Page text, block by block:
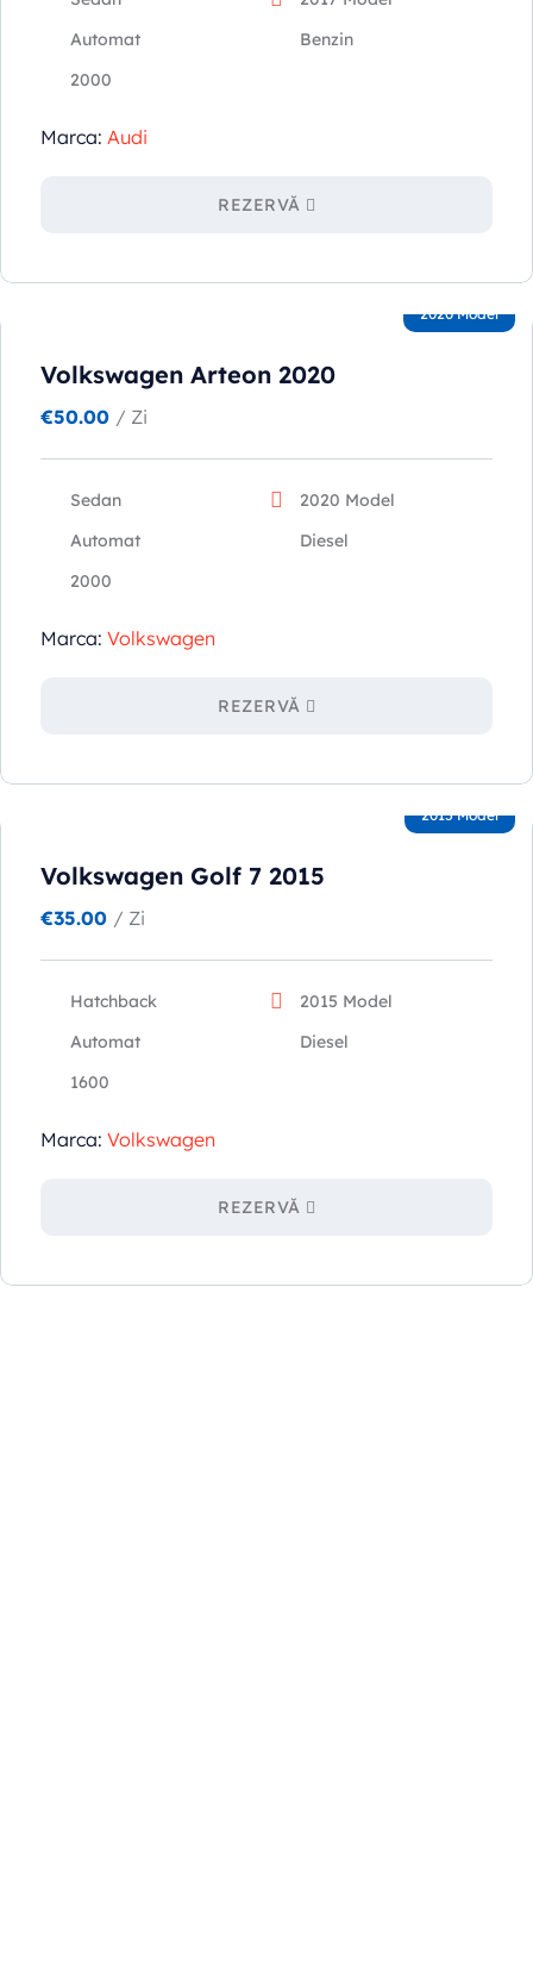
Automat
Benzin
2000
Marca: Audi
REZERVĂ
2020 Model
Volkswagen Arteon 2020
€50.00 / Zi
Sedan
2020 Model
Automat
Diesel
2000
Marca: Volkswagen
REZERVĂ
2015 Model
Volkswagen Golf 7 2015
€35.00 / Zi
Hatchback
2015 Model
Automat
Diesel
1600
Marca: Volkswagen
REZERVĂ